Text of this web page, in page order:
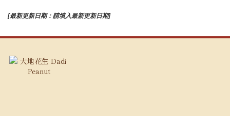
[最新更新日期：請填入最新更新日期]